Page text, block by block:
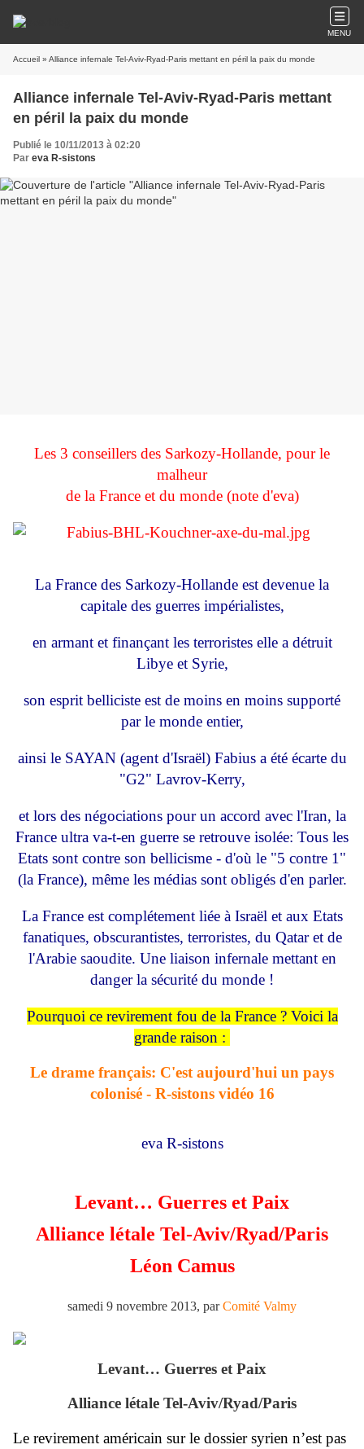
MENU
Accueil » Alliance infernale Tel-Aviv-Ryad-Paris mettant en péril la paix du monde
Alliance infernale Tel-Aviv-Ryad-Paris mettant
en péril la paix du monde
Publié le 10/11/2013 à 02:20
Par eva R-sistons
Les 3 conseillers des Sarkozy-Hollande, pour le
malheur
de la France et du monde (note d'eva)
La France des Sarkozy-Hollande est devenue la
capitale des guerres impérialistes,
en armant et finançant les terroristes elle a détruit
Libye et Syrie,
son esprit belliciste est de moins en moins supporté
par le monde entier,
ainsi le SAYAN (agent d'Israël) Fabius a été écarte du
"G2" Lavrov-Kerry,
et lors des négociations pour un accord avec l'Iran, la
France ultra va-t-en guerre se retrouve isolée: Tous les
Etats sont contre son bellicisme - d'où le "5 contre 1"
(la France), même les médias sont obligés d'en parler.
La France est complétement liée à Israël et aux Etats
fanatiques, obscurantistes, terroristes, du Qatar et de
l'Arabie saoudite. Une liaison infernale mettant en
danger la sécurité du monde !
Pourquoi ce revirement fou de la France ? Voici la
grande raison :
Le drame français: C'est aujourd'hui un pays
colonisé - R-sistons vidéo 16
eva R-sistons
Levant… Guerres et Paix
Alliance létale Tel-Aviv/Ryad/Paris
Léon Camus
samedi 9 novembre 2013, parComité Valmy
Levant… Guerres et Paix
Alliance létale Tel-Aviv/Ryad/Paris
Le revirement américain sur le dossier syrien n’est pas